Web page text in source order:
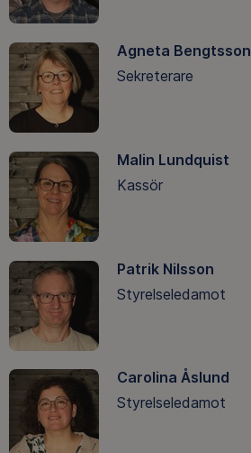
Agneta Bengtsson
Sekreterare
Malin Lundquist
Kassör
Patrik Nilsson
Styrelseledamot
Carolina Åslund
Styrelseledamot